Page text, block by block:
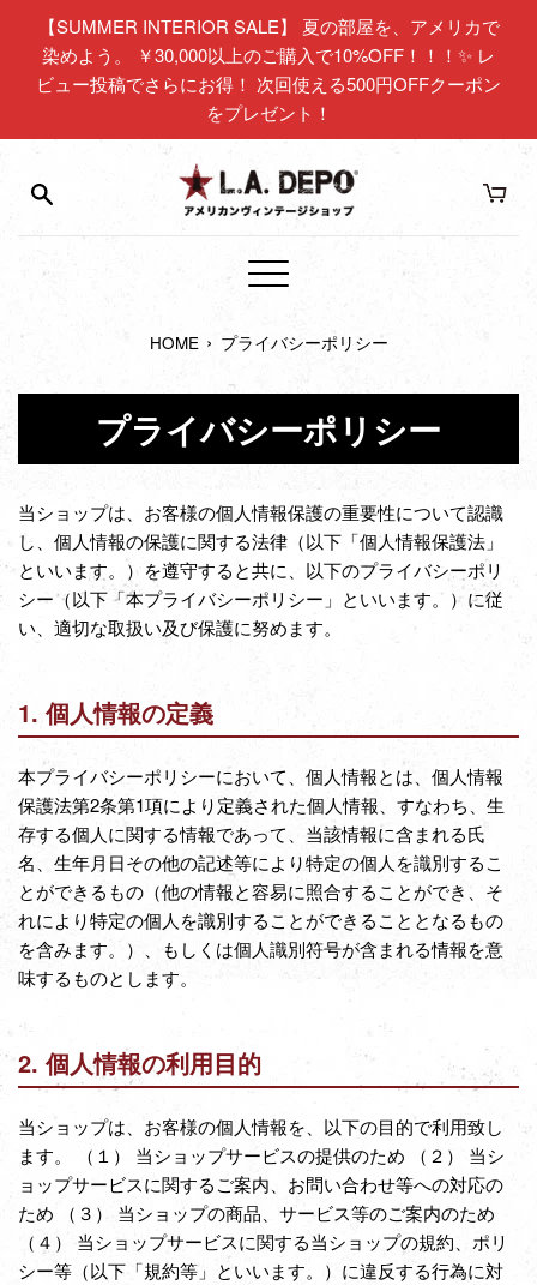
【SUMMER INTERIOR SALE】 夏の部屋を、アメリカで
染めよう。 ￥30,000以上のご購入で10%OFF！！！✨ レ
ビュー投稿でさらにお得！ 次回使える500円OFFクーポン
をプレゼント！
メ
ュ
HOME › プライバシーポリシー
プライバシーポリシー
当ショップは、お客様の個人情報保護の重要性について認識
し、個人情報の保護に関する法律（以下「個人情報保護法」
といいます。）を遵守すると共に、以下のプライバシーポリ
シー（以下「本プライバシーポリシー」といいます。）に従
い、適切な取扱い及び保護に努めます。
1. 個人情報の定義
本プライバシーポリシーにおいて、個人情報とは、個人情報
保護法第2条第1項により定義された個人情報、すなわち、生
存する個人に関する情報であって、当該情報に含まれる氏
名、生年月日その他の記述等により特定の個人を識別するこ
とができるもの（他の情報と容易に照合することができ、そ
れにより特定の個人を識別することができることとなるもの
を含みます。）、もしくは個人識別符号が含まれる情報を意
味するものとします。
2. 個人情報の利用目的
当ショップは、お客様の個人情報を、以下の目的で利用致し
ます。 （１） 当ショップサービスの提供のため （２） 当シ
ョップサービスに関するご案内、お問い合わせ等への対応の
ため （３） 当ショップの商品、サービス等のご案内のため
（４） 当ショップサービスに関する当ショップの規約、ポリ
シー等（以下「規約等」といいます。）に違反する行為に対